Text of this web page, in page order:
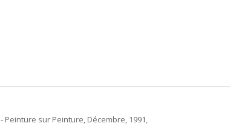
- Peinture sur Peinture, Décembre, 1991,